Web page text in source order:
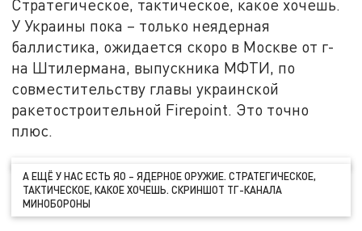
Стратегическое, тактическое, какое хочешь.
У Украины пока – только неядерная
баллистика, ожидается скоро в Москве от г-
на Штилермана, выпускника МФТИ, по
совместительству главы украинской
ракетостроительной Firepoint. Это точно
плюс.
А ЕЩЁ У НАС ЕСТЬ ЯО – ЯДЕРНОЕ ОРУЖИЕ. СТРАТЕГИЧЕСКОЕ,
ТАКТИЧЕСКОЕ, КАКОЕ ХОЧЕШЬ. СКРИНШОТ ТГ-КАНАЛА
МИНОБОРОНЫ